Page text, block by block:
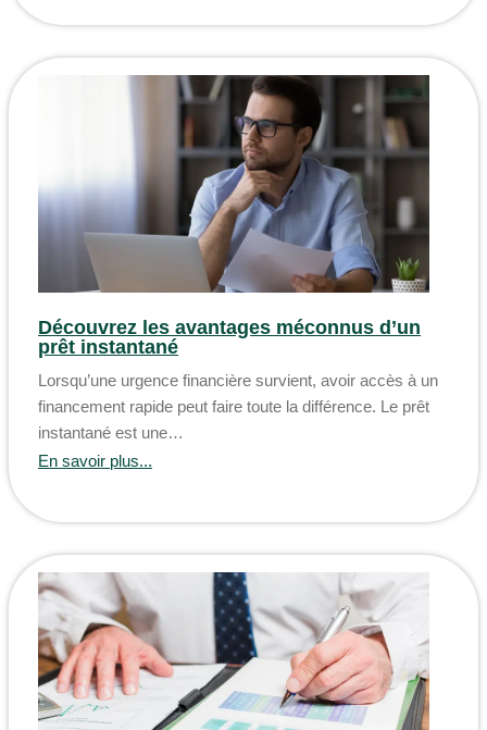
Découvrez les avantages méconnus d’un
prêt instantané
Lorsqu’une urgence financière survient, avoir accès à un
financement rapide peut faire toute la différence. Le prêt
instantané est une…
En savoir plus...